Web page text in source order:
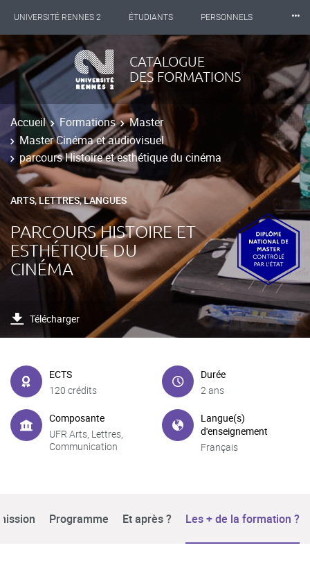
UNIVERSITÉ RENNES 2 ÉTUDIANTS PERSONNELS
INTERNATIONAL PROFESSIONNELS
LES NOUVELLES DE RENNES 2
⸱⸱⸱
CATALOGUE
DES FORMATIONS
Accueil Formations
Master
Master Cinéma et audiovisuel
parcours Histoire et esthétique du cinéma
ARTS, LETTRES, LANGUES
PARCOURS HISTOIRE ET
ESTHÉTIQUE DU
CINÉMA
Télécharger
ECTS
120 crédits
Durée
2 ans
Composante
UFR Arts, Lettres,
Communication
Langue(s)
d'enseignement
Français
Programme Et après ? Les + de la formation ?